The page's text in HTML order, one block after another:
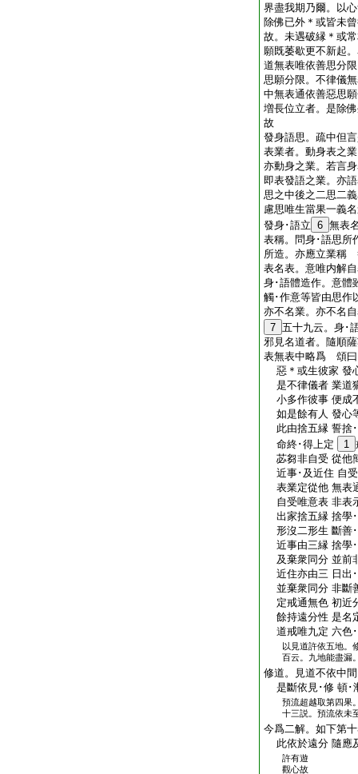
界盡我期乃爾。以
除佛已外＊或皆未
故。未遇破縁＊或
願既萎歇更不新起
道無表唯依善思分
思願分限。不律儀
中無表通依善惡思
増長位立者。是除
故
發身語思。疏中但
表業者。動身表之
亦動身之業。若言
即表發語之業。亦
思之中後之二思二
慮思唯生當果一義
發身･語立 6 無表
表稱。問身･語思所
所造。亦應立業稱
表名表。意唯内解
身･語體造作。意體
觸･作意等皆由思作
亦不名業。亦不名
7 五十九云。身･
邪見名道者。隨順
表無表中略爲 頌曰
惡＊或生彼家 發
是不律儀者 業道
小多作彼事 便成
如是餘有人 發心
此由捨五縁 誓捨
命終･得上定
1
苾芻非自受 從他
近事･及近住 自
表業定從他 無表
自受唯意表 非表
出家捨五縁 捨學
形沒二形生 斷善
近事由三縁 捨學
及棄衆同分 並前
近住亦由三 日出
並棄衆同分 非斷
定戒通無色 初近
餘持遠分性 是名
道戒唯九定 六色
以見道許依五地。
百云。九地能盡漏
修道。見道不依中
是斷依見･修 頓･
預流超越取第四果
十三説。預流依未
今爲二解。如下第
此依於遠分 隨應
許有遊
觀心故